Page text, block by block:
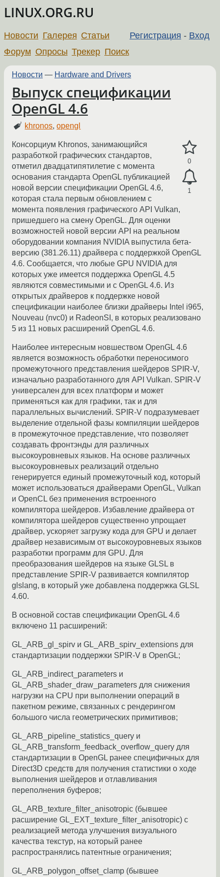
LINUX.ORG.RU
Регистрация - Вход
Новости Галерея Статьи
Форум Опросы Трекер Поиск
Новости — Hardware and Drivers
Выпуск спецификации
OpenGL 4.6
khronos,opengl
0
1
Консорциум Khronos, занимающийся
разработкой графических стандартов,
отметил двадцатипятилетие с момента
основания стандарта OpenGL публикацией
новой версии спецификации OpenGL 4.6,
которая стала первым обновлением с
момента появления графического API Vulkan,
пришедшего на смену OpenGL. Для оценки
возможностей новой версии API на реальном
оборудовании компания NVIDIA выпустила бета-
версию (381.26.11) драйвера с поддержкой OpenGL
4.6. Сообщается, что любые GPU NVIDIA для
которых уже имеется поддержка OpenGL 4.5
являются совместимыми и с OpenGL 4.6. Из
открытых драйверов к поддержке новой
спецификации наиболее близки драйверы Intel i965,
Nouveau (nvc0) и RadeonSI, в которых реализовано
5 из 11 новых расширений OpenGL 4.6.
Наиболее интересным новшеством OpenGL 4.6
является возможность обработки переносимого
промежуточного представления шейдеров SPIR-V,
изначально разработанного для API Vulkan. SPIR-V
универсален для всех платформ и может
применяться как для графики, так и для
параллельных вычислений. SPIR-V подразумевает
выделение отдельной фазы компиляции шейдеров
в промежуточное представление, что позволяет
создавать фронтэнды для различных
высокоуровневых языков. На основе различных
высокоуровневых реализаций отдельно
генерируется единый промежуточный код, который
может использоваться драйверами OpenGL, Vulkan
и OpenCL без применения встроенного
компилятора шейдеров. Избавление драйвера от
компилятора шейдеров существенно упрощает
драйвер, ускоряет загрузку кода для GPU и делает
драйвер независимым от высокоуровневых языков
разработки программ для GPU. Для
преобразования шейдеров на языке GLSL в
представление SPIR-V развивается компилятор
glslang, в который уже добавлена поддержка GLSL
4.60.
В основной состав спецификации OpenGL 4.6
включено 11 расширений:
GL_ARB_gl_spirv и GL_ARB_spirv_extensions для
стандартизации поддержки SPIR-V в OpenGL;
GL_ARB_indirect_parameters и
GL_ARB_shader_draw_parameters для снижения
нагрузки на CPU при выполнении операций в
пакетном режиме, связанных с рендерингом
большого числа геометрических примитивов;
GL_ARB_pipeline_statistics_query и
GL_ARB_transform_feedback_overflow_query для
стандартизации в OpenGL ранее специфичных для
Direct3D средств для получения статистики о ходе
выполнения шейдеров и отлавливания
переполнения буферов;
GL_ARB_texture_filter_anisotropic (бывшее
расширение GL_EXT_texture_filter_anisotropic) с
реализацией метода улучшения визуального
качества текстур, на который ранее
распространялись патентные ограничения;
GL_ARB_polygon_offset_clamp (бывшее